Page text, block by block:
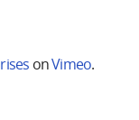
onVimeo.